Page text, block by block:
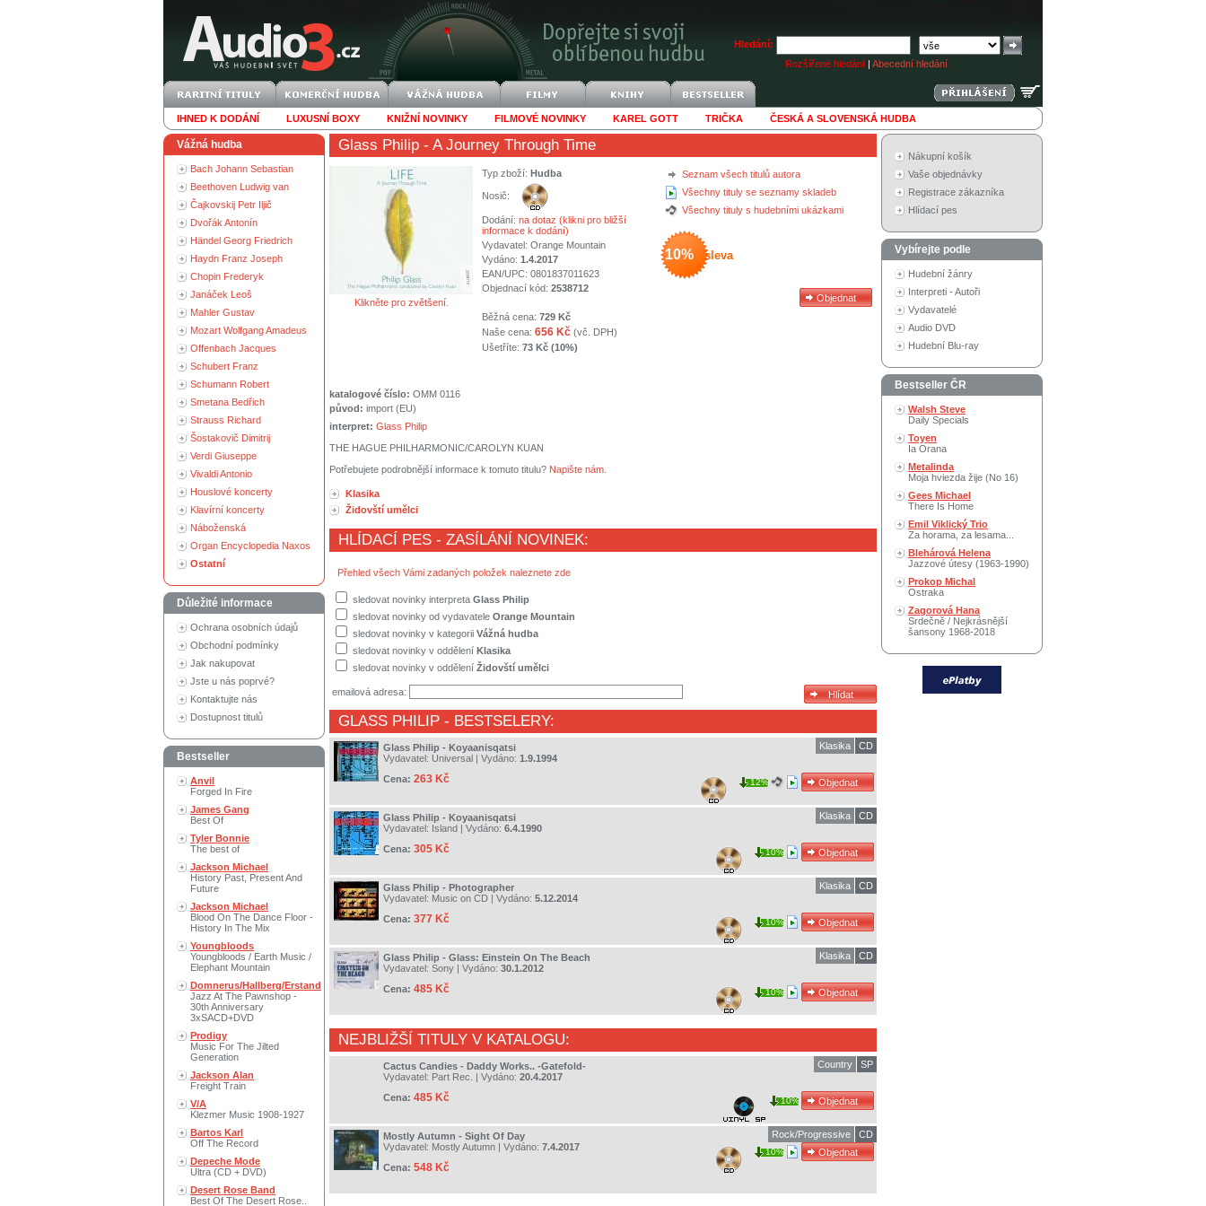
Hledání:
Rozšířené hledání | Abecední hledání
IHNED K DODÁNÍ LUXUSNÍ BOXY KNIŽNÍ NOVINKY FILMOVÉ NOVINKY KAREL GOTT TRIČKA ČESKÁ A SLOVENSKÁ HUDBA
Vážná hudba
Bach Johann Sebastian
Beethoven Ludwig van
Čajkovskij Petr Iljič
Dvořák Antonín
Händel Georg Friedrich
Haydn Franz Joseph
Chopin Frederyk
Janáček Leoš
Mahler Gustav
Mozart Wolfgang Amadeus
Offenbach Jacques
Schubert Franz
Schumann Robert
Smetana Bedřich
Strauss Richard
Šostakovič Dimitrij
Verdi Giuseppe
Vivaldi Antonio
Houslové koncerty
Klavírní koncerty
Náboženská
Organ Encyclopedia Naxos
Ostatní
Důležité informace
Ochrana osobních údajů
Obchodní podmínky
Jak nakupovat
Jste u nás poprvé?
Kontaktujte nás
Dostupnost titulů
Bestseller
Anvil
Forged In Fire
James Gang
Best Of
Tyler Bonnie
The best of
Jackson Michael
History Past, Present And
Future
Jackson Michael
Blood On The Dance Floor -
History In The Mix
Youngbloods
Youngbloods / Earth Music /
Elephant Mountain
Domnerus/Hallberg/Erstand
Jazz At The Pawnshop -
30th Anniversary
3xSACD+DVD
Prodigy
Music For The Jilted
Generation
Jackson Alan
Freight Train
V/A
Klezmer Music 1908-1927
Bartos Karl
Off The Record
Depeche Mode
Ultra (CD + DVD)
Desert Rose Band
Best Of The Desert Rose..
Glass Philip - A Journey Through Time
Klikněte pro zvětšení.
Seznam všech titulů autora
Všechny tituly se seznamy skladeb
Všechny tituly s hudebními ukázkami
10% sleva
Typ zboží: Hudba
Nosič:
Dodání: na dotaz (klikni pro bližší
informace k dodání)
Vydavatel: Orange Mountain
Vydáno: 1.4.2017
EAN/UPC: 0801837011623
Objednací kód: 2538712
Běžná cena: 729 Kč
Naše cena: 656 Kč (vč. DPH)
Ušetříte: 73 Kč (10%)
katalogové číslo: OMM 0116
původ: import (EU)
interpret: Glass Philip
THE HAGUE PHILHARMONIC/CAROLYN KUAN
Potřebujete podrobnější informace k tomuto titulu? Napište nám
Klasika
Židovští umělci
HLÍDACÍ PES - ZASÍLÁNÍ NOVINEK:
Přehled všech Vámi zadaných položek naleznete zde
sledovat novinky interpreta Glass Philip
sledovat novinky od vydavatele Orange Mountain
sledovat novinky v kategorii Vážná hudba
sledovat novinky v oddělení Klasika
sledovat novinky v oddělení Židovští umělci
emailová adresa:
GLASS PHILIP - BESTSELERY:
Glass Philip - Koyaanisqatsi
Vydavatel: Universal | Vydáno: 1.9.1994
Cena: 263 Kč
CD
Klasika
12%
Glass Philip - Koyaanisqatsi
Vydavatel: Island | Vydáno: 6.4.1990
Cena: 305 Kč
CD
Klasika
10%
Glass Philip - Photographer
Vydavatel: Music on CD | Vydáno: 5.12.2014
Cena: 377 Kč
CD
Klasika
10%
Glass Philip - Glass: Einstein On The Beach
Vydavatel: Sony | Vydáno: 30.1.2012
Cena: 485 Kč
CD
Klasika
10%
NEJBLIŽŠÍ TITULY V KATALOGU:
Cactus Candies - Daddy Works.. -Gatefold-
Vydavatel: Part Rec. | Vydáno: 20.4.2017
Cena: 485 Kč
SP
Country
10%
Mostly Autumn - Sight Of Day
Vydavatel: Mostly Autumn | Vydáno: 7.4.2017
Cena: 548 Kč
CD
Rock/Progressive
10%
Nákupní košík
Vaše objednávky
Registrace zákazníka
Hlídací pes
Vybírejte podle
Hudební žánry
Interpreti - Autoři
Vydavatelé
Audio DVD
Hudební Blu-ray
Bestseller ČR
Walsh Steve
Daily Specials
Toyen
Ia Orana
Metalinda
Moja hviezda žije (No 16)
Gees Michael
There Is Home
Emil Viklický Trio
Za horama, za lesama...
Blehárová Helena
Jazzové útesy (1963-1990)
Prokop Michal
Ostraka
Zagorová Hana
Srdečně / Nejkrásnější
šansony 1968-2018